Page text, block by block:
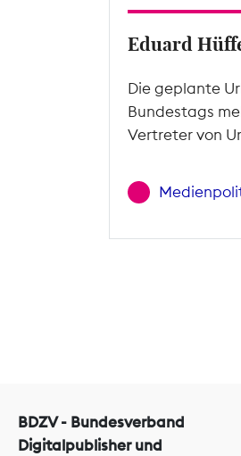
Eduard
Die geplante
Bundestags
Vertreter von
BDZV - Bundesverband
Digitalpublisher und